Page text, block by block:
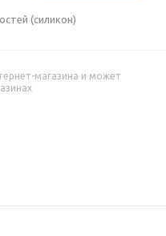
(силикон)
магазина и может